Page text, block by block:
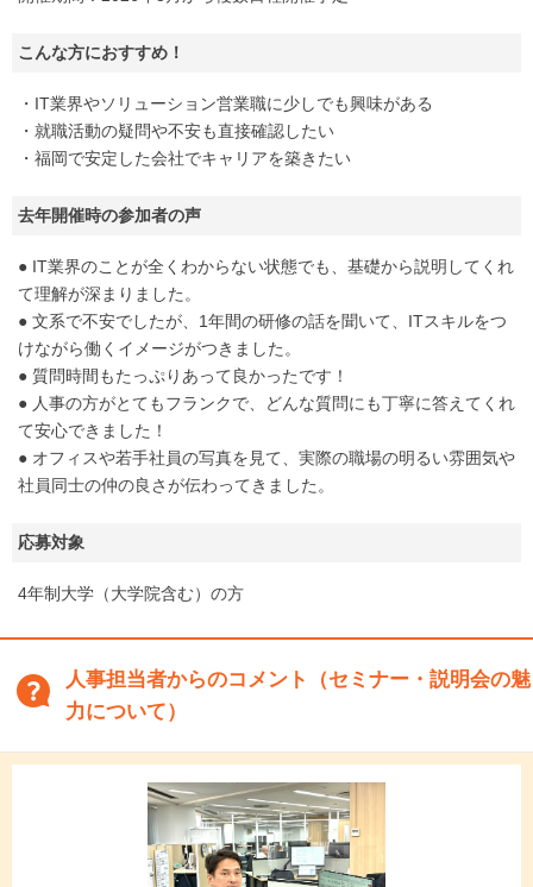
こんな方におすすめ！
・IT業界やソリューション営業職に少しでも興味がある
・就職活動の疑問や不安も直接確認したい
・福岡で安定した会社でキャリアを築きたい
去年開催時の参加者の声
● IT業界のことが全くわからない状態でも、基礎から説明してくれ
て理解が深まりました。
● 文系で不安でしたが、1年間の研修の話を聞いて、ITスキルをつ
けながら働くイメージがつきました。
● 質問時間もたっぷりあって良かったです！
● 人事の方がとてもフランクで、どんな質問にも丁寧に答えてくれ
て安心できました！
● オフィスや若手社員の写真を見て、実際の職場の明るい雰囲気や
社員同士の仲の良さが伝わってきました。
応募対象
4年制大学（大学院含む）の方
人事担当者からのコメント（セミナー・説明会の魅
力について）